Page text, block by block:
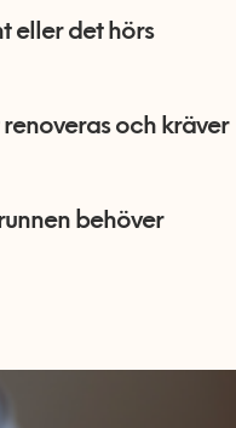
eller det hörs
och kräver
behöver